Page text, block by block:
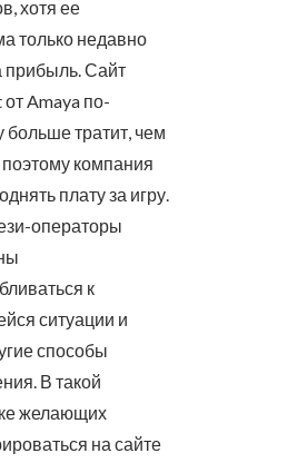
хотя ее
только недавно
Сайт
Amaya по-
тратит, чем
поэтому компания
плату за игру.
операторы
к
ситуации и
способы
В такой
желающих
на сайте